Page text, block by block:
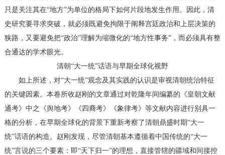
只是关注其在“地方”为单位的格局下如何片段地发生作用。因此，清
史研究要寻求突破，就必须既避免拘限于阐释宫廷政治和上层决策的
狭路，又要避免把“政治”理解为缩微化的“地方性事务”，而必须具有整
合通达的学术眼光。
清朝“大一统”话语与早期全球化视野
如上所述，对“大一统”观念及其实践的认识是审视清朝统治特征
的关键因素。本卷所收赵刚的文章通过对乾隆年间编纂的《皇朝文献
通考》中之《舆地考》《四裔考》《象律考》等文献内容进行别具一
格的分析，在早期全球化的背景下重新考察了清朝鼎盛时期“大一
统”话语的构造。赵刚发现，尽管清朝基本遵循着中国传统的“大一
统”言说的三个要素：即“天下归一”的理想，直接管辖的疆域和间接控